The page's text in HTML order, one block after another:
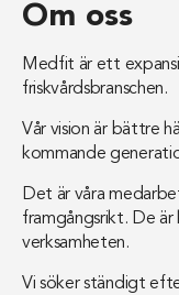
Om oss
Medfit är ett
friskvårdsbranschen.
Vår vision är bättre
kommande
Det är våra
framgångsrikt. De är
verksamheten.
Vi söker ständigt